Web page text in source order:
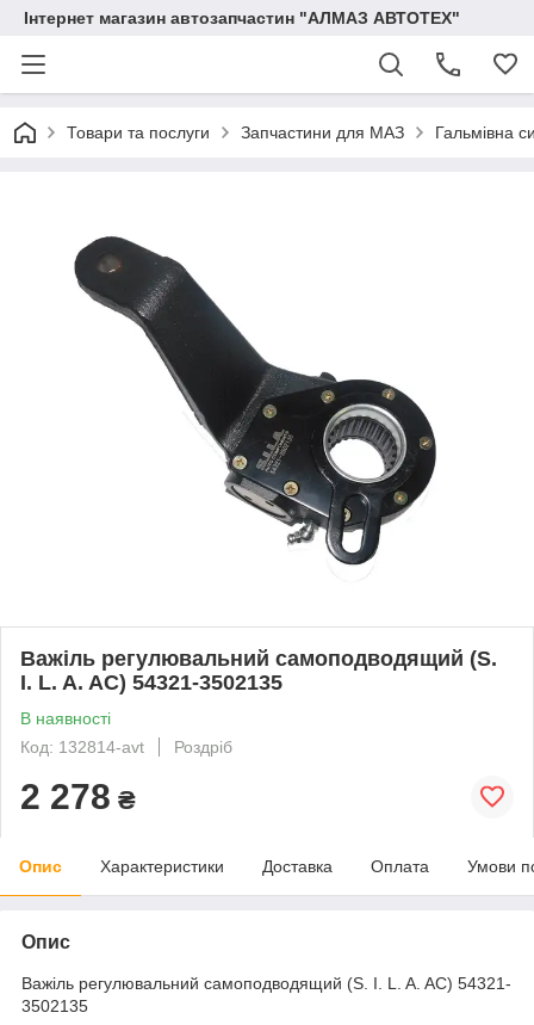
Інтернет магазин автозапчастин "АЛМАЗ АВТОТЕХ"
Товари та послуги Запчастини для МАЗ Гальмівна
Важіль регулювальний самоподводящий (S.
I. L. A. AC) 54321-3502135
В наявності
Код: 132814-avt
Роздріб
2 278 ₴
Опис Характеристики Доставка Оплата Умови
Опис
Важіль регулювальний самоподводящий (S. I. L. A. AC) 54321-
3502135